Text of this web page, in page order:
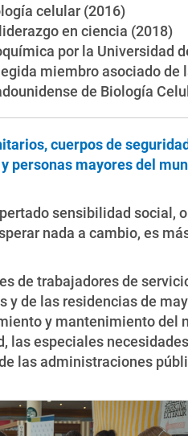
celular (2016)
en ciencia (2018)
por la Universidad
miembro asociado
de Biología
cuerpos de
personas mayores del
sensibilidad
nada a cambio, es
de trabajadores de
y de las residencias de
y mantenimiento del
las especiales
las administraciones